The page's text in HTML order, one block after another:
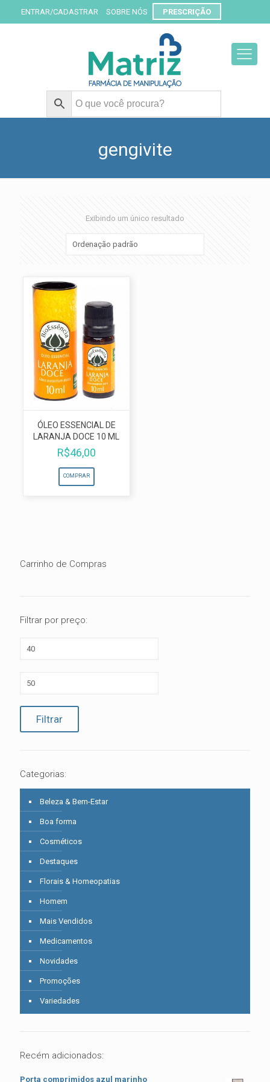
ENTRAR/CADASTRAR SOBRE NÓS PRESCRIÇÃO
gengivite
Exibindo um único resultado
ÓLEO ESSENCIAL DE
LARANJA DOCE 10 ML
R$46,00
COMPRAR
Carrinho de Compras
Filtrar por preço:
mínimo
máximo
Filtrar
Categorias:
Beleza & Bem-Estar
Boa forma
Cosméticos
Destaques
Florais & Homeopatias
Homem
Mais Vendidos
Medicamentos
Novidades
Promoções
Variedades
Recém adicionados:
Porta comprimidos azul marinho